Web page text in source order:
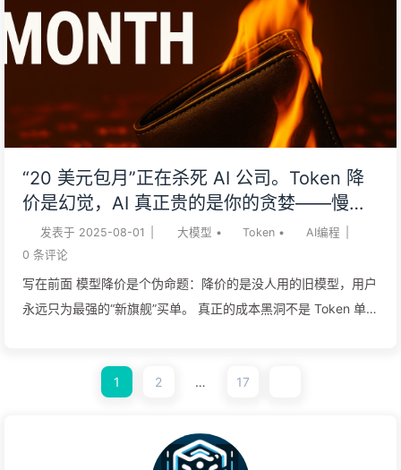
到「造时间」：移动端与短视频把碎片时段榨干，如今生成式 AI
又要填满被效率工具释放出的空白。巨头们之所以肯为少数研究
员砸出 3 亿美元级薪酬，并疯狂囤算力，背后只有一个目标——
在每个人恒定的 24 小时里再挤出 1 分钟并变现。 本文将从注意
力战争的演进、天价人才争夺、个人超智能布局、算力经济变
革、未来九大趋势到具体行动指南，为你拆解这场价值万亿美元
网竞争中，开始意识到，真正抢夺的是用户的时间。抖音的全
屏，让人们忘记时间，是相当成功的设计！ 1 注意力战争 3.0：
从「杀时间」到「造时间」 当所有清醒时间都被瓜分完毕，下一
“20 美元包月”正在杀死 AI 公司。Token 降
价是幻觉，AI 真正贵的是你的贪婪——慢慢
学AI164
发表于 2025-08-01 大模型 • Token • AI编程
0 条评论
写在前面 模型降价是个伪命题：降价的是没人用的旧模型，用户
永远只为最强的“新旗舰”买单。 真正的成本黑洞不是 Token 单
费，你会输掉市场；选择包月定价，你会输掉未来。 摆脱“烧钱”
客户无法离开；要么进行垂直整合，把 AI 当成亏本的引流工
具，靠后端的基础设施赚钱。 延伸阅读 【Token趣闻】AI收费为
1 2 … 17